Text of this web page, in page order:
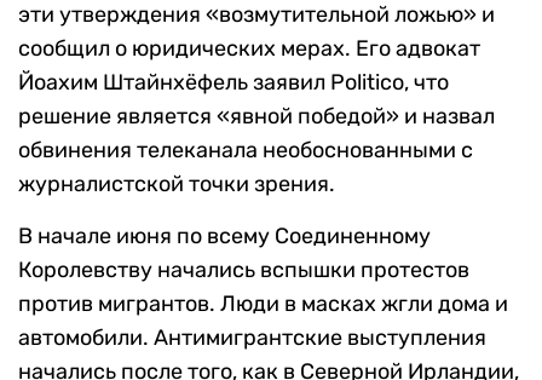
эти утверждения «возмутительной ложью» и
сообщил о юридических мерах. Его адвокат
Йоахим Штайнхёфель заявил Politico, что
решение является «явной победой» и назвал
обвинения телеканала необоснованными с
журналистской точки зрения.
В начале июня по всему Соединенному
Королевству начались вспышки протестов
против мигрантов. Люди в масках жгли дома и
автомобили. Антимигрантские выступления
начались после того, как в Северной Ирландии,